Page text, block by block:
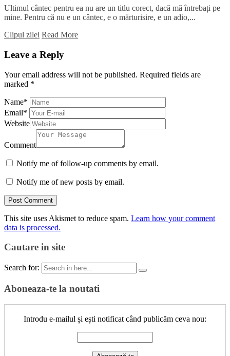
Ultimul cântec pentru ea nu are un titlu corect, dacă mă întrebați pe
mine. Pentru că nu e un cântec, e o mărturisire, e un adio,...
Clipul zilei Read More
Leave a Reply
Your email address will not be published. Required fields are
marked *
Name*
Email*
Website
Comment
Notify me of follow-up comments by email.
Notify me of new posts by email.
This site uses Akismet to reduce spam. Learn how your comment
data is processed.
Cautare in site
Search for:
Aboneaza-te la noutati
Introdu e-mailul și ești notificat când publicăm ceva nou: